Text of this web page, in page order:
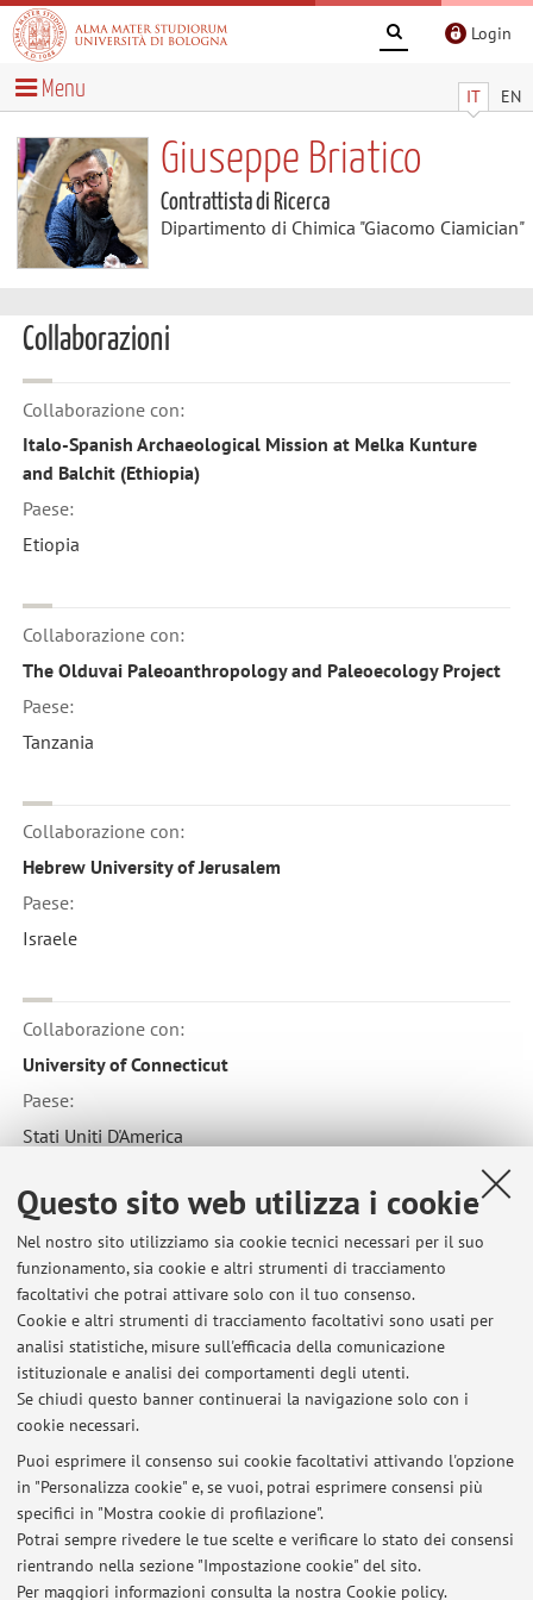
Questo sito web utilizza i cookie
Nel nostro sito utilizziamo sia cookie tecnici necessari per il suo
funzionamento, sia cookie e altri strumenti di tracciamento
facoltativi che potrai attivare solo con il tuo consenso.
Cookie e altri strumenti di tracciamento facoltativi sono usati per
analisi statistiche, misure sull'efficacia della comunicazione
istituzionale e analisi dei comportamenti degli utenti.
Se chiudi questo banner continuerai la navigazione solo con i
cookie necessari.
Puoi esprimere il consenso sui cookie facoltativi attivando l'opzione
in "Personalizza cookie" e, se vuoi, potrai esprimere consensi più
specifici in "Mostra cookie di profilazione".
Potrai sempre rivedere le tue scelte e verificare lo stato dei consensi
rientrando nella sezione "Impostazione cookie" del sito.
Per maggiori informazioni consulta la nostra Cookie policy.
Login
IT EN
Menu
Giuseppe Briatico
Contrattista di Ricerca
Dipartimento di Chimica "Giacomo Ciamician"
Collaborazioni
Collaborazione con:
Italo-Spanish Archaeological Mission at Melka Kunture
and Balchit (Ethiopia)
Paese:
Etiopia
Collaborazione con:
The Olduvai Paleoanthropology and Paleoecology Project
Paese:
Tanzania
Collaborazione con:
Hebrew University of Jerusalem
Paese:
Israele
Collaborazione con:
University of Connecticut
Paese:
Stati Uniti D'America
Collaborazione con:
The National Natural History Collections at the Hebrew
University of Jerusalem
Paese:
Israele
Ultimi avvisi
Al momento non sono presenti avvisi.